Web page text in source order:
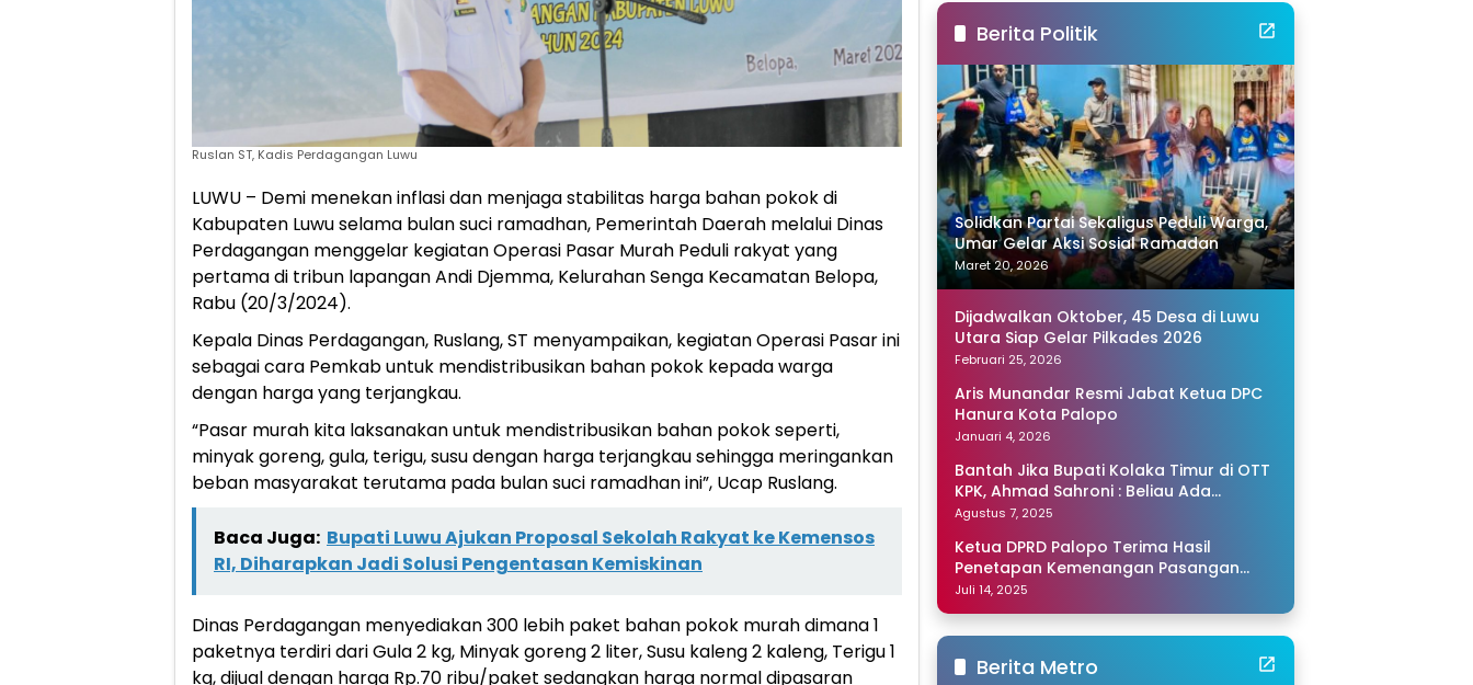
Ruslan ST, Kadis Perdagangan Luwu
LUWU – Demi menekan inflasi dan menjaga stabilitas harga bahan pokok di
Kabupaten Luwu selama bulan suci ramadhan, Pemerintah Daerah melalui Dinas
Perdagangan menggelar kegiatan Operasi Pasar Murah Peduli rakyat yang
pertama di tribun lapangan Andi Djemma, Kelurahan Senga Kecamatan Belopa,
Rabu (20/3/2024).
Kepala Dinas Perdagangan, Ruslang, ST menyampaikan, kegiatan Operasi Pasar ini
sebagai cara Pemkab untuk mendistribusikan bahan pokok kepada warga
dengan harga yang terjangkau.
“Pasar murah kita laksanakan untuk mendistribusikan bahan pokok seperti,
minyak goreng, gula, terigu, susu dengan harga terjangkau sehingga meringankan
beban masyarakat terutama pada bulan suci ramadhan ini”, Ucap Ruslang.
Baca Juga: Bupati Luwu Ajukan Proposal Sekolah Rakyat ke Kemensos
RI, Diharapkan Jadi Solusi Pengentasan Kemiskinan
Dinas Perdagangan menyediakan 300 lebih paket bahan pokok murah dimana 1
paketnya terdiri dari Gula 2 kg, Minyak goreng 2 liter, Susu kaleng 2 kaleng, Terigu 1
kg, dijual dengan harga Rp.70 ribu/paket sedangkan harga normal dipasaran
Berita Politik
Solidkan Partai Sekaligus Peduli Warga,
Umar Gelar Aksi Sosial Ramadan
Maret 20, 2026
Dijadwalkan Oktober, 45 Desa di Luwu
Utara Siap Gelar Pilkades 2026
Februari 25, 2026
Aris Munandar Resmi Jabat Ketua DPC
Hanura Kota Palopo
Januari 4, 2026
Bantah Jika Bupati Kolaka Timur di OTT
KPK, Ahmad Sahroni : Beliau Ada
Disamping Saya di Makassar
Agustus 7, 2025
Ketua DPRD Palopo Terima Hasil
Penetapan Kemenangan Pasangan
Naili-Akhmad dari KPU Sulsel
Juli 14, 2025
Berita Metro